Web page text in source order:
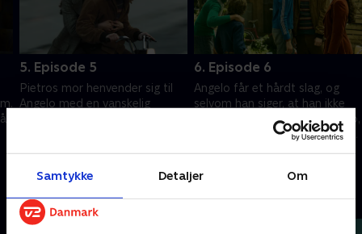
Samtykke Detaljer Om
5. Episode 5
Pietros mor henvender sig til
Angelo med en vanskelig
1. april 2026 • 53 min
6. Episode 6
Angelo får et hårdt slag, og
selvom han siger, at han ikke
ønsker hævn, er det kun Pietro,
der forstår, hvad han egentlig
1. april 2026 • 50 min
Andre så også